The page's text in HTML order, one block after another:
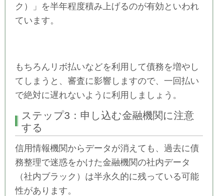
ク）」を半年程度積み上げるのが有効といわれ
ています。
もちろんリボ払いなどを利用して債務を増やし
てしまうと、審査に影響しますので、一回払い
で絶対に遅れないように利用しましょう。
ステップ3：申し込む金融機関に注意
する
信用情報機関からデータが消えても、過去に債
務整理で迷惑をかけた金融機関の社内データ
（社内ブラック）は半永久的に残っている可能
性があります。